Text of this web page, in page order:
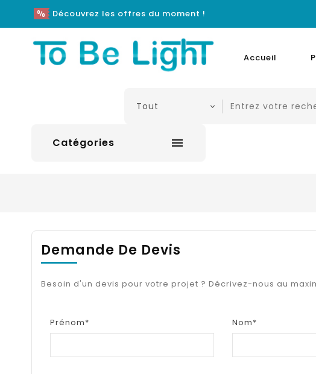
Découvrez les offres du moment !
Accueil
Catégories 
Demande De Devis
Besoin d'un devis pour votre projet ? Décrivez-nous au
Prénom* Nom*